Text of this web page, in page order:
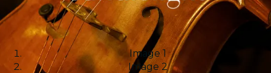
Image 1
Image 2